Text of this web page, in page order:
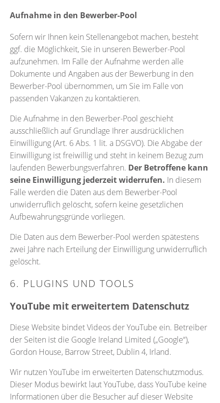
Aufnahme in den Bewerber-Pool
Sofern wir Ihnen kein Stellenangebot machen, besteht
ggf. die Möglichkeit, Sie in unseren Bewerber-Pool
aufzunehmen. Im Falle der Aufnahme werden alle
Dokumente und Angaben aus der Bewerbung in den
Bewerber-Pool übernommen, um Sie im Falle von
passenden Vakanzen zu kontaktieren.
Die Aufnahme in den Bewerber-Pool geschieht
ausschließlich auf Grundlage Ihrer ausdrücklichen
Einwilligung (Art. 6 Abs. 1 lit. a DSGVO). Die Abgabe der
Einwilligung ist freiwillig und steht in keinem Bezug zum
laufenden Bewerbungsverfahren. Der Betroffene kann
seine Einwilligung jederzeit widerrufen. In diesem
Falle werden die Daten aus dem Bewerber-Pool
unwiderruflich gelöscht, sofern keine gesetzlichen
Aufbewahrungsgründe vorliegen.
Die Daten aus dem Bewerber-Pool werden spätestens
zwei Jahre nach Erteilung der Einwilligung unwiderruflich
gelöscht.
6. PLUGINS UND TOOLS
YouTube mit erweitertem Datenschutz
Diese Website bindet Videos der YouTube ein. Betreiber
der Seiten ist die Google Ireland Limited („Google“),
Gordon House, Barrow Street, Dublin 4, Irland.
Wir nutzen YouTube im erweiterten Datenschutzmodus.
Dieser Modus bewirkt laut YouTube, dass YouTube keine
Informationen über die Besucher auf dieser Website